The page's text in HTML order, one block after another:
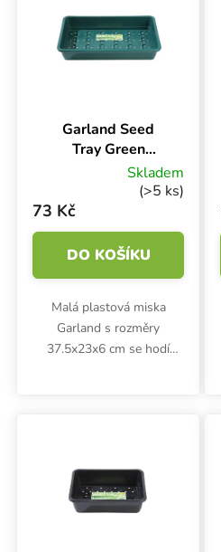
Garland Seed
Tray Green
37.5x23x6 cm,
miska zelená s
Skladem
(>5 ks)
73 Kč
DO KOŠÍKU
Malá plastová miska
Garland s rozměry
37.5x23x6 cm se hodí